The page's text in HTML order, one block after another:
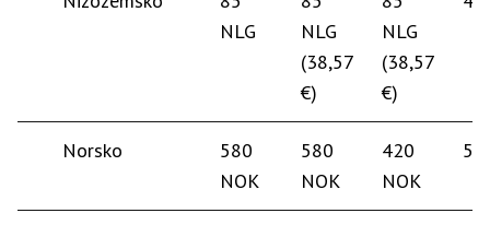
NLG
NLG
(38,57
€)
NLG
(38,57
€)
Norsko
580
NOK
580
NOK
420
NOK
55